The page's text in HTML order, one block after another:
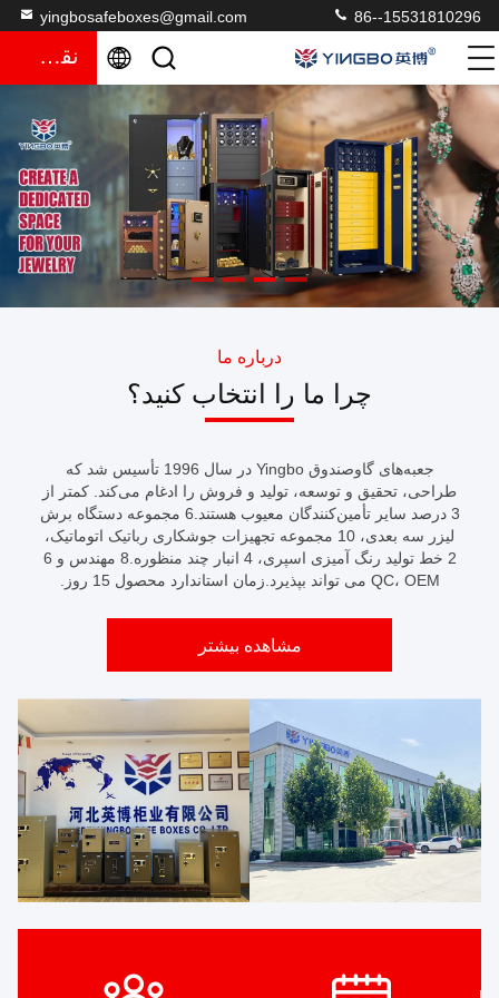
yingbosafeboxes@gmail.com 86--15531810296
نقل قول
درباره ما
چرا ما را انتخاب کنید؟
جعبه‌های گاوصندوق Yingbo در سال 1996 تأسیس شد که
طراحی، تحقیق و توسعه، تولید و فروش را ادغام می‌کند. کمتر از
3 درصد سایر تأمین‌کنندگان معیوب هستند.6 مجموعه دستگاه برش
لیزر سه بعدی، 10 مجموعه تجهیزات جوشکاری رباتیک اتوماتیک،
2 خط تولید رنگ آمیزی اسپری، 4 انبار چند منظوره.8 مهندس و 6
QC، OEM می تواند بپذیرد.زمان استاندارد محصول 15 روز.
مشاهده بیشتر